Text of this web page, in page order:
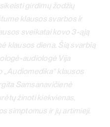
girdimų žodžių
klausos svarbos ir
sveikatai kovo 3-ąją
klausos diena. Šią svarbią
audiologė Vija
„Audiomedika“ klausos
Samsanavičienė
žinoti kiekvienas,
simptomus ir jų artimieji.